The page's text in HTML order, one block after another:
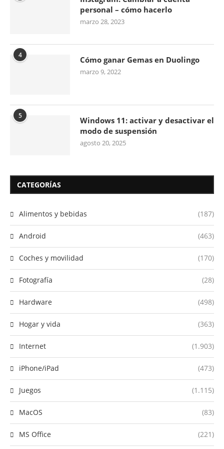
personal – cómo hacerlo
marzo 28, 2023
4 Cómo ganar Gemas en Duolingo
marzo 9, 2022
5
Windows 11: activar y desactivar el
modo de suspensión
agosto 20, 2025
CATEGORÍAS
Alimentos y bebidas (187)
Android (463)
Coches y movilidad (170)
Fotografía (28)
Hardware (498)
Hogar y vida (363)
Internet (1.903)
iPhone/iPad (473)
Juegos (1.115)
MacOS (83)
MS Office (221)